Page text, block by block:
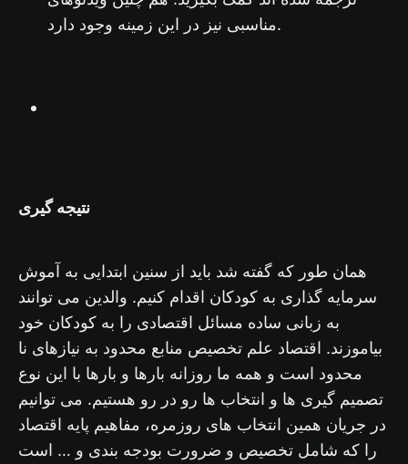
مناسبی نیز در این زمینه وجود دارد.
نتیجه گیری
همان طور که گفته شد باید از سنین ابتدایی به آموش
سرمایه گذاری به کودکان اقدام کنیم. والدین می توانند
به زبانی ساده مسائل اقتصادی را به کودکان خود
بیاموزند. اقتصاد علم تخصیص منابع محدود به نیازهای نا
محدود است و همه ما روزانه بارها و بارها با این نوع
تصمیم گیری ها و انتخاب ها رو در رو هستیم. می توانیم
در جریان همین انتخاب های روزمره، مفاهیم پایه اقتصاد
را که شامل تخصیص و ضرورت بودجه بندی و … است